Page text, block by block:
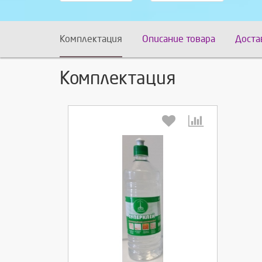
Комплектация Описание товара
Комплектация
Выберите количество: